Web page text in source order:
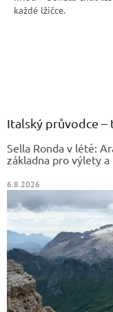
každé lžičce.
Italský průvodce –
Sella Ronda v létě:
základna pro výlety
6.8.2026